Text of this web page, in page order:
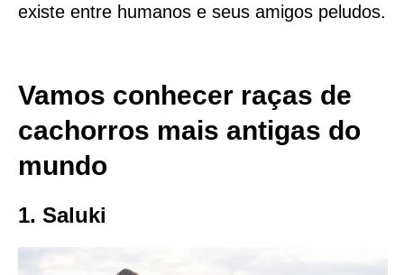
existe entre humanos e seus amigos peludos.
Vamos conhecer raças de
cachorros mais antigas do
mundo
1. Saluki